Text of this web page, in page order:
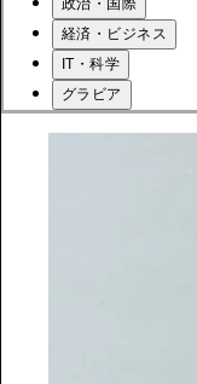
経済・ビジネス
IT・科学
グラビア